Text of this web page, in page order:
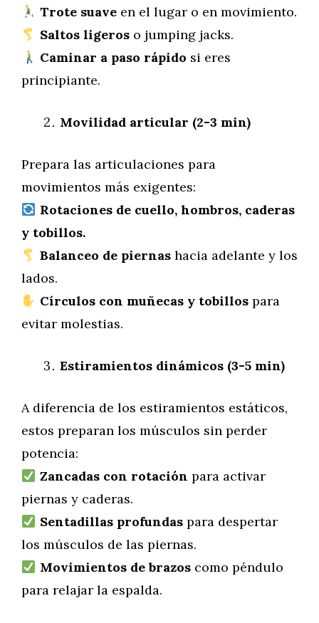
Trote suaveen el lugar o en movimiento.
Saltos ligeroso jumping jacks.
Caminar a paso rápido si eres
principiante.
Movilidad articular (2-3 min)
Prepara las articulaciones para
movimientos más exigentes:
Rotaciones de cuello, hombros, caderas
y tobillos.
Balanceo de piernashacia adelante y los
lados.
Círculos con muñecas y tobillospara
evitar molestias.
Estiramientos dinámicos (3-5 min)
A diferencia de los estiramientos estáticos,
estos preparan los músculos sin perder
potencia:
Zancadas con rotación para activar
piernas y caderas.
Sentadillas profundaspara despertar
los músculos de las piernas.
Movimientos de brazoscomo péndulo
para relajar la espalda.